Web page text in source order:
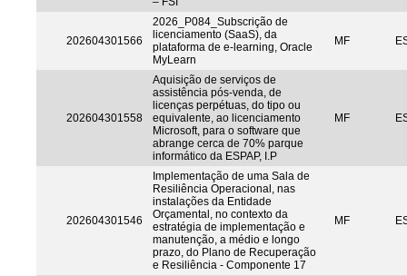
202604301566
2026_P084_Subscrição de
licenciamento (SaaS), da
plataforma de e-learning, Oracle
MyLearn
MF
202604301558
Aquisição de serviços de
assistência pós-venda, de
licenças perpétuas, do tipo ou
equivalente, ao licenciamento
Microsoft, para o software que
abrange cerca de 70% parque
informático da ESPAP, I.P
MF
202604301546
Implementação de uma Sala de
Resiliência Operacional, nas
instalações da Entidade
Orçamental, no contexto da
estratégia de implementação e
manutenção, a médio e longo
prazo, do Plano de Recuperação
e Resiliência - Componente 17
MF